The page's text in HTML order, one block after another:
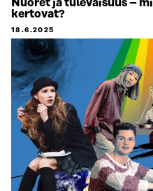
Nuoret ja tulevaisuus –
kertovat?
18.6.2025